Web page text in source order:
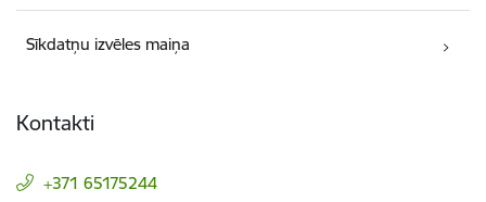
Sīkdatņu izvēles maiņa
Kontakti
+371 65175244